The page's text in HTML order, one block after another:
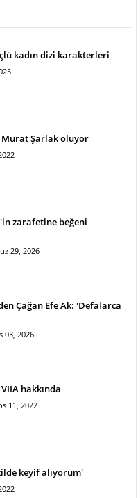
kadın dizi karakterleri
Şarlak oluyor
zarafetine beğeni
29, 2026
Çağan Efe Ak: 'Defalarca
03, 2026
hakkında
11, 2022
keyif alıyorum'